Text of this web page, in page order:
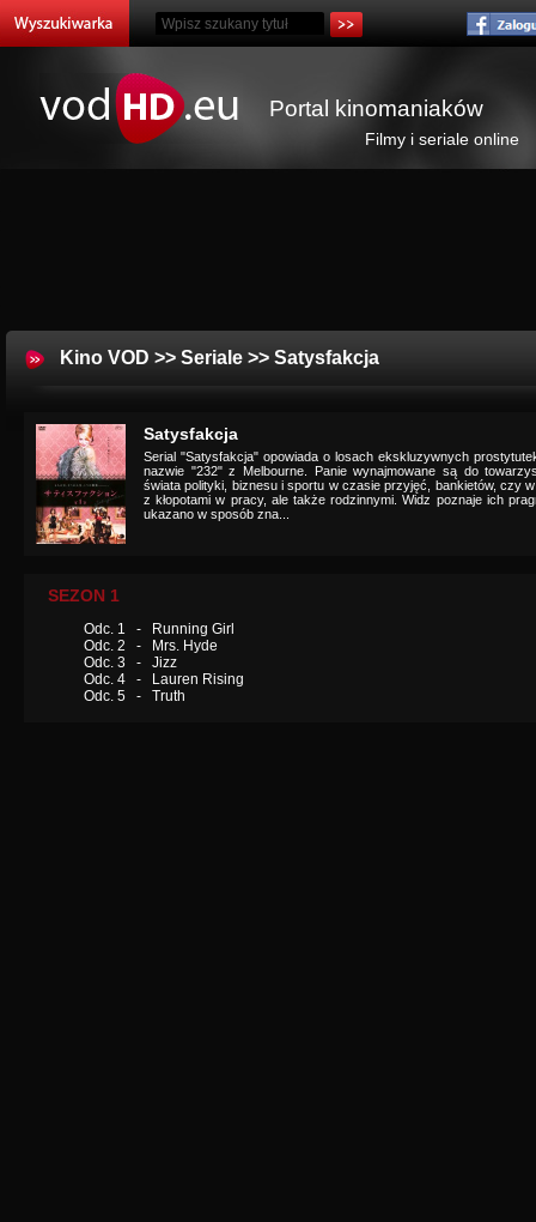
Portal kinomaniaków
Filmy i seriale online
Kino VOD >> Seriale >> Satysfakcja
Satysfakcja
Serial "Satysfakcja" opowiada o losach ekskluzywnych
nazwie "232" z Melbourne. Panie wynajmowane są do
świata polityki, biznesu i sportu w czasie przyjęć, bankietów, czy
z kłopotami w pracy, ale także rodzinnymi. Widz poznaje ich
ukazano w sposób zna...
SEZON 1
Odc. 1 - Running Girl
Odc. 2 - Mrs. Hyde
Odc. 3 - Jizz
Odc. 4 - Lauren Rising
Odc. 5 - Truth